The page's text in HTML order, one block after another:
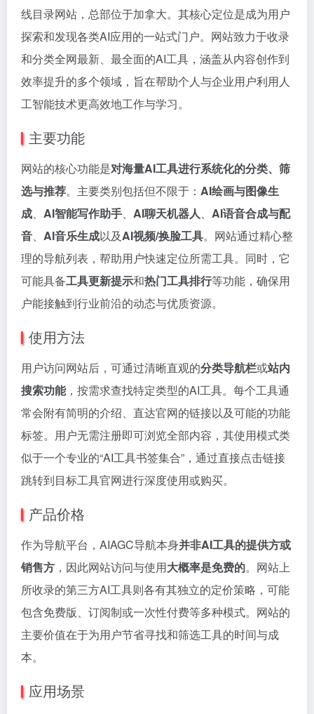
线目录网站，总部位于加拿大。其核心定位是成为用户
探索和发现各类AI应用的一站式门户。网站致力于收录
和分类全网最新、最全面的AI工具，涵盖从内容创作到
效率提升的多个领域，旨在帮助个人与企业用户利用人
工智能技术更高效地工作与学习。
主要功能
网站的核心功能是对海量AI工具进行系统化的分类、筛
选与推荐。主要类别包括但不限于： AI绘画与图像生
成、 AI智能写作助手、 AI聊天机器人、 AI语音合成与配
音、 AI音乐生成以及AI视频/换脸工具。网站通过精心整
理的导航列表，帮助用户快速定位所需工具。同时，它
可能具备工具更新提示和热门工具排行等功能，确保用
户能接触到行业前沿的动态与优质资源。
使用方法
用户访问网站后，可通过清晰直观的分类导航栏或站内
搜索功能，按需求查找特定类型的AI工具。每个工具通
常会附有简明的介绍、直达官网的链接以及可能的功能
标签。用户无需注册即可浏览全部内容，其使用模式类
似于一个专业的“AI工具书签集合”，通过直接点击链接
跳转到目标工具官网进行深度使用或购买。
产品价格
作为导航平台，AIAGC导航本身并非AI工具的提供方或
销售方 ，因此网站访问与使用大概率是免费的。网站上
所收录的第三方AI工具则各有其独立的定价策略，可能
包含免费版、订阅制或一次性付费等多种模式。网站的
主要价值在于为用户节省寻找和筛选工具的时间与成
本。
应用场景